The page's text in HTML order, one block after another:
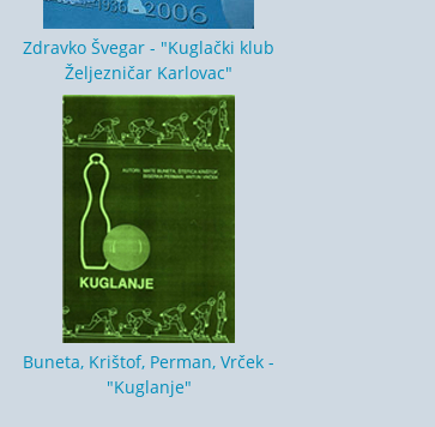
Zdravko Švegar - "Kuglački klub
Željezničar Karlovac"
Buneta, Krištof, Perman, Vrček -
"Kuglanje"